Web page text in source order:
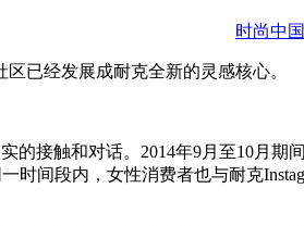
时尚中
已经发展成耐克全新的灵感核心。
的接触和对话。2014年9月至10月期
时间段内，女性消费者也与耐克